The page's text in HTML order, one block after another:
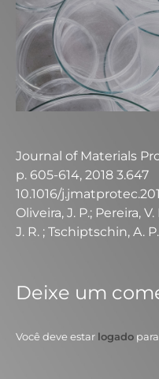
Journal of Materials
p. 605-614, 2018 3.647
10.1016/
Oliveira, J. P.; Pereira,
J. R. ; Tschiptschin, A.
Deixe um
Você deve estar logado